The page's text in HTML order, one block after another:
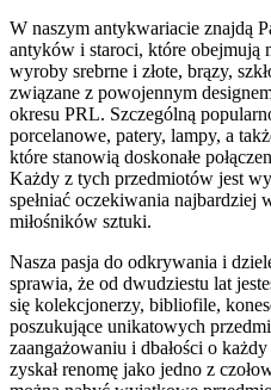
W naszym antykwariacie znajdą
antyków i staroci, które obejmują
wyroby srebrne i złote, brązy,
związane z powojennym
okresu PRL. Szczególną
porcelanowe, patery, lampy, a
które stanowią doskonałe
Każdy z tych przedmiotów jest
spełniać oczekiwania
miłośników sztuki.
Nasza pasja do odkrywania i
sprawia, że od dwudziestu lat
się kolekcjonerzy, bibliofile,
poszukujące unikatowych
zaangażowaniu i dbałości o
zyskał renomę jako jedno z